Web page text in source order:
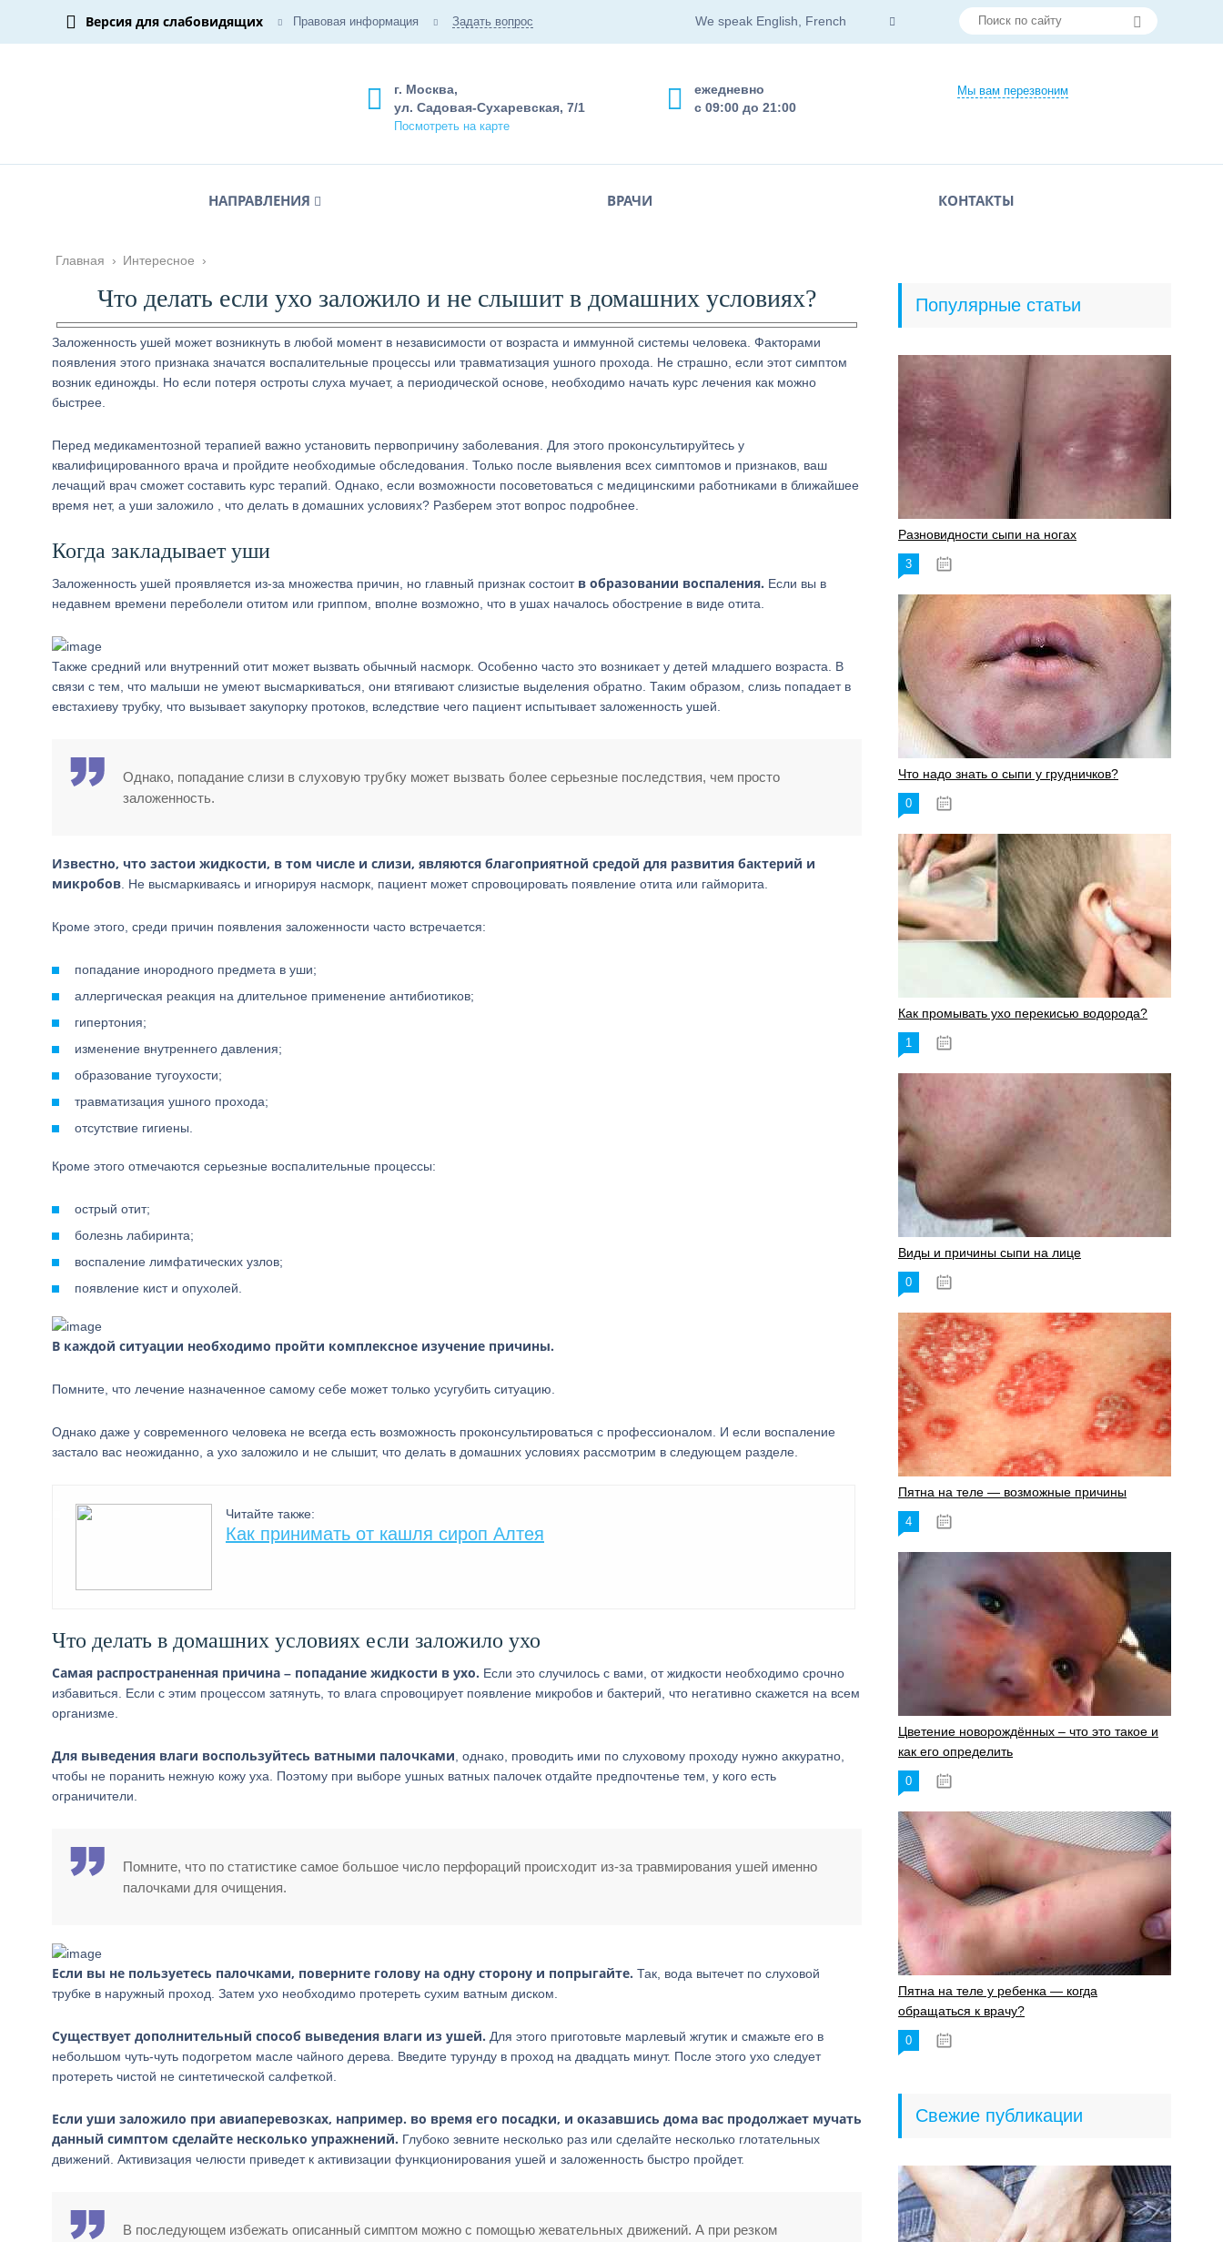
Версия для слабовидящих Правовая информация Задать вопрос We speak English, French
Мы вам перезвоним
ежедневно
с 09:00 до 21:00
г. Москва,
ул. Садовая-Сухаревская, 7/1
Посмотреть на карте
НАПРАВЛЕНИЯ ВРАЧИ КОНТАКТЫ
Главная › Интересное ›
Что делать если ухо заложило и не слышит в домашних условиях?
Заложенность ушей может возникнуть в любой момент в независимости от возраста и иммунной системы человека. Факторами
появления этого признака значатся воспалительные процессы или травматизация ушного прохода. Не страшно, если этот симптом
возник единожды. Но если потеря остроты слуха мучает, а периодической основе, необходимо начать курс лечения как можно
быстрее.
Перед медикаментозной терапией важно установить первопричину заболевания. Для этого проконсультируйтесь у
квалифицированного врача и пройдите необходимые обследования. Только после выявления всех симптомов и признаков, ваш
лечащий врач сможет составить курс терапий. Однако, если возможности посоветоваться с медицинскими работниками в ближайшее
время нет, а уши заложило , что делать в домашних условиях? Разберем этот вопрос подробнее.
Когда закладывает уши
Заложенность ушей проявляется из-за множества причин, но главный признак состоит в образовании воспаления. Если вы в
недавнем времени переболели отитом или гриппом, вполне возможно, что в ушах началось обострение в виде отита.
Также средний или внутренний отит может вызвать обычный насморк. Особенно часто это возникает у детей младшего возраста. В
связи с тем, что малыши не умеют высмаркиваться, они втягивают слизистые выделения обратно. Таким образом, слизь попадает в
евстахиеву трубку, что вызывает закупорку протоков, вследствие чего пациент испытывает заложенность ушей.
Однако, попадание слизи в слуховую трубку может вызвать более серьезные последствия, чем просто
заложенность.
Известно, что застои жидкости, в том числе и слизи, являются благоприятной средой для развития бактерий и
микробов . Не высмаркиваясь и игнорируя насморк, пациент может спровоцировать появление отита или гайморита.
Кроме этого, среди причин появления заложенности часто встречается:
попадание инородного предмета в уши;
аллергическая реакция на длительное применение антибиотиков;
гипертония;
изменение внутреннего давления;
образование тугоухости;
травматизация ушного прохода;
отсутствие гигиены.
Кроме этого отмечаются серьезные воспалительные процессы:
острый отит;
болезнь лабиринта;
воспаление лимфатических узлов;
появление кист и опухолей.
В каждой ситуации необходимо пройти комплексное изучение причины.
Помните, что лечение назначенное самому себе может только усугубить ситуацию.
Однако даже у современного человека не всегда есть возможность проконсультироваться с профессионалом. И если воспаление
застало вас неожиданно, а ухо заложило и не слышит, что делать в домашних условиях рассмотрим в следующем разделе.
Читайте также:
Как принимать от кашля сироп Алтея
Что делать в домашних условиях если заложило ухо
Самая распространенная причина – попадание жидкости в ухо. Если это случилось с вами, от жидкости необходимо срочно
избавиться. Если с этим процессом затянуть, то влага спровоцирует появление микробов и бактерий, что негативно скажется на всем
организме.
Для выведения влаги воспользуйтесь ватными палочками , однако, проводить ими по слуховому проходу нужно аккуратно,
чтобы не поранить нежную кожу уха. Поэтому при выборе ушных ватных палочек отдайте предпочтенье тем, у кого есть
ограничители.
Помните, что по статистике самое большое число перфораций происходит из-за травмирования ушей именно
палочками для очищения.
Если вы не пользуетесь палочками, поверните голову на одну сторону и попрыгайте. Так, вода вытечет по слуховой
трубке в наружный проход. Затем ухо необходимо протереть сухим ватным диском.
Существует дополнительный способ выведения влаги из ушей. Для этого приготовьте марлевый жгутик и смажьте его в
небольшом чуть-чуть подогретом масле чайного дерева. Введите турунду в проход на двадцать минут. После этого ухо следует
протереть чистой не синтетической салфеткой.
Если уши заложило при авиаперевозках, например. во время его посадки, и оказавшись дома вас продолжает мучать
данный симптом сделайте несколько упражнений. Глубоко зевните несколько раз или сделайте несколько глотательных
движений. Активизация челюсти приведет к активизации функционирования ушей и заложенность быстро пройдет.
В последующем избежать описанный симптом можно с помощью жевательных движений. А при резком
Популярные статьи
Разновидности сыпи на ногах
3
Что надо знать о сыпи у грудничков?
0
Как промывать ухо перекисью водорода?
1
Виды и причины сыпи на лице
0
Пятна на теле — возможные причины
4
Цветение новорождённых – что это такое и
как его определить
0
Пятна на теле у ребенка — когда
обращаться к врачу?
0
Свежие публикации